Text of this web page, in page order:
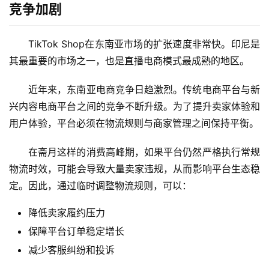
竞争加剧
TikTok Shop在东南亚市场的扩张速度非常快。印尼是
其最重要的市场之一，也是直播电商模式最成熟的地区。
近年来，东南亚电商竞争日趋激烈。传统电商平台与新
兴内容电商平台之间的竞争不断升级。为了提升卖家体验和
用户体验，平台必须在物流规则与商家管理之间保持平衡。
在斋月这样的消费高峰期，如果平台仍然严格执行常规
物流时效，可能会导致大量卖家违规，从而影响平台生态稳
定。因此，通过临时调整物流规则，可以：
降低卖家履约压力
保障平台订单稳定增长
减少客服纠纷和投诉